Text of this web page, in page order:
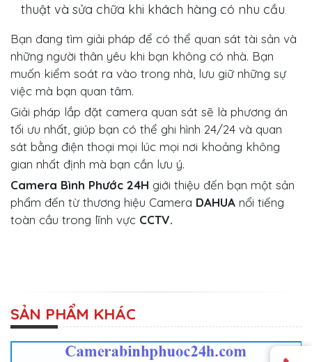
thuật và sửa chữa khi khách hàng có nhu cầu
Bạn đang tìm giải pháp để có thể quan sát tài sản và
những người thân yêu khi bạn không có nhà. Bạn
muốn kiểm soát ra vào trong nhà, lưu giữ những sự
việc mà bạn quan tâm.
Giải pháp lắp đặt camera quan sát sẽ là phương án
tối ưu nhất, giúp bạn có thể ghi hình 24/24 và quan
sát bằng điện thoại mọi lúc mọi nơi khoảng không
gian nhất định mà bạn cần lưu ý.
Camera Bình Phước 24H giới thiệu đến bạn một sản
phẩm đến từ thương hiệu Camera DAHUA nổi tiếng
toàn cầu trong lĩnh vực CCTV.
SẢN PHẨM KHÁC